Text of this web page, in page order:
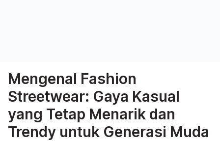
Mengenal Fashion
Streetwear: Gaya Kasual
yang Tetap Menarik dan
Trendy untuk Generasi Muda